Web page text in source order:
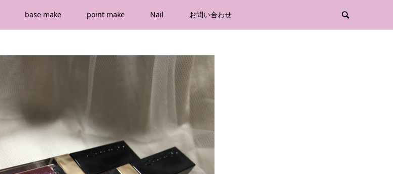
base make point make Nail お問い合わせ